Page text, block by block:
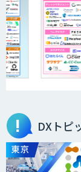
DXトピ